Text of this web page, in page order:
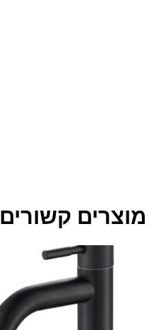
מוצרים קשורים